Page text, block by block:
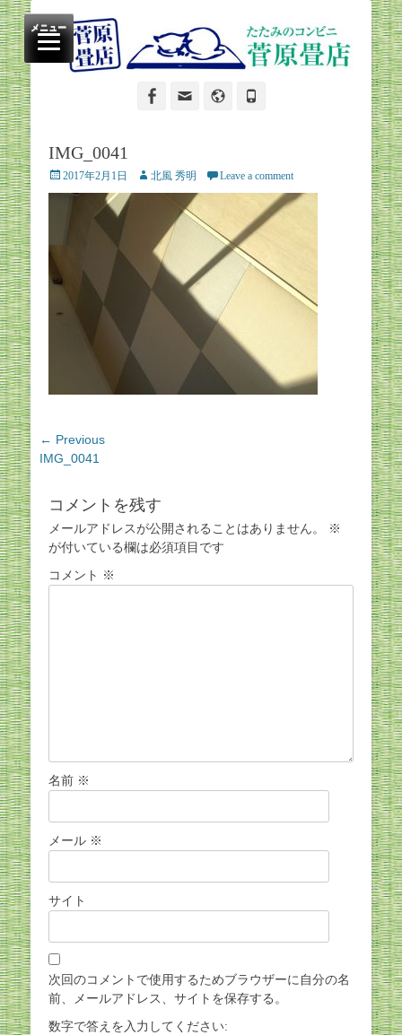
菅原畳店
たたみのコンビニ
Facebook
Email Website
IMG_0041
Posted
on
2017年2月1日 Author
北風 秀明 Leave a comment
投
稿
ビ
ゲ
ー
シ
ョ
← Previous
Previous
IMG_0041
コメントを残す
メールアドレスが公開されることはありません。
※
が付いている欄は必須項目です
コメント ※
名前 ※
メール ※
サイト
次回のコメントで使用するためブラウザーに自分の名
前、メールアドレス、サイトを保存する。
数字で答えを入力してください:
メニュー